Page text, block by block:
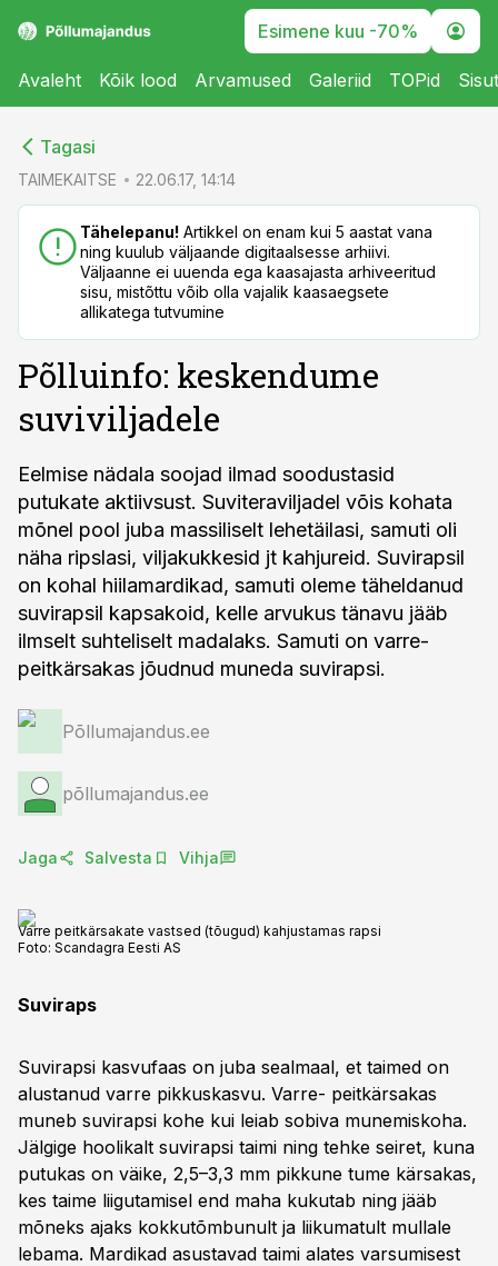
Esimene kuu -70%
Avaleht Kõik lood Arvamused Galeriid TOPid
Tagasi
TAIMEKAITSE 22.06.17, 14:14
Tähelepanu! Artikkel on enam kui 5 aastat vana
ning kuulub väljaande digitaalsesse arhiivi.
Väljaanne ei uuenda ega kaasajasta arhiveeritud
sisu, mistõttu võib olla vajalik kaasaegsete
allikatega tutvumine
Põlluinfo: keskendume
suviviljadele
Eelmise nädala soojad ilmad soodustasid
putukate aktiivsust. Suviteraviljadel võis kohata
mõnel pool juba massiliselt lehetäilasi, samuti oli
näha ripslasi, viljakukkesid jt kahjureid. Suvirapsil
on kohal hiilamardikad, samuti oleme täheldanud
suvirapsil kapsakoid, kelle arvukus tänavu jääb
ilmselt suhteliselt madalaks. Samuti on varre-
peitkärsakas jõudnud muneda suvirapsi.
Põllumajandus.ee
põllumajandus.ee
Jaga Salvesta Vihja
Varre peitkärsakate vastsed (tõugud) kahjustamas rapsi
Foto: Scandagra Eesti AS
Suviraps
Suvirapsi kasvufaas on juba sealmaal, et taimed on
alustanud varre pikkuskasvu. Varre- peitkärsakas
muneb suvirapsi kohe kui leiab sobiva munemiskoha.
Jälgige hoolikalt suvirapsi taimi ning tehke seiret, kuna
putukas on väike, 2,5–3,3 mm pikkune tume kärsakas,
kes taime liigutamisel end maha kukutab ning jääb
mõneks ajaks kokkutõmbunult ja liikumatult mullale
lebama. Mardikad asustavad taimi alates varsumisest